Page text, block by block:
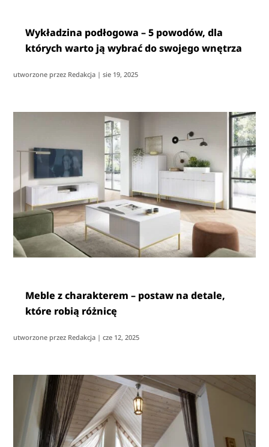
Wykładzina podłogowa – 5 powodów, dla
których warto ją wybrać do swojego wnętrza
utworzone przez Redakcja |sie 19, 2025
Meble z charakterem – postaw na detale,
które robią różnicę
utworzone przez Redakcja |cze 12, 2025